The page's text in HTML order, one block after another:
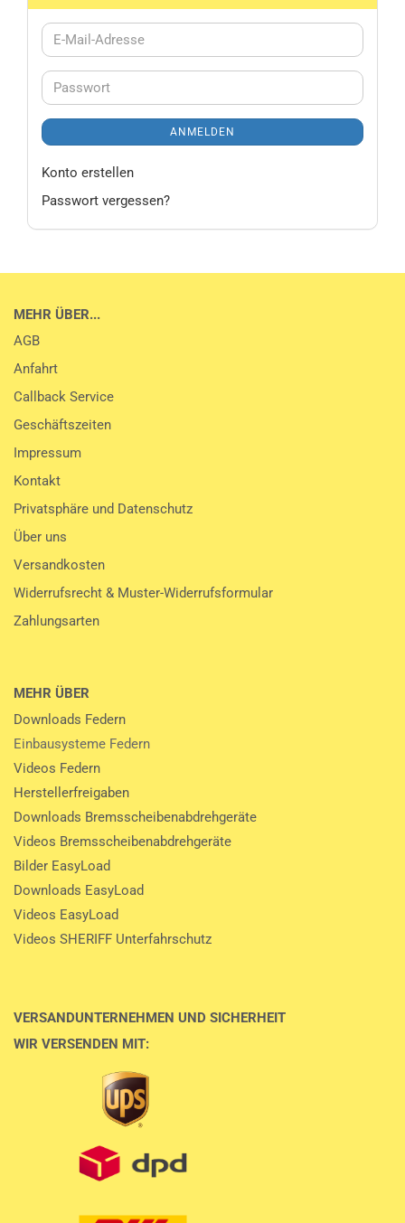
E-
Mail-
Passwort
ANMELDEN
Konto erstellen
Passwort vergessen?
MEHR ÜBER...
AGB
Anfahrt
Callback Service
Geschäftszeiten
Impressum
Kontakt
Privatsphäre und Datenschutz
Über uns
Versandkosten
Widerrufsrecht & Muster-Widerrufsformular
Zahlungsarten
MEHR ÜBER
Downloads Federn
Einbausysteme Federn
Videos Federn
Herstellerfreigaben
Downloads Bremsscheibenabdrehgeräte
Videos Bremsscheibenabdrehgeräte
Bilder EasyLoad
Downloads EasyLoad
Videos EasyLoad
Videos SHERIFF Unterfahrschutz
VERSANDUNTERNEHMEN UND SICHERHEIT
WIR VERSENDEN MIT: